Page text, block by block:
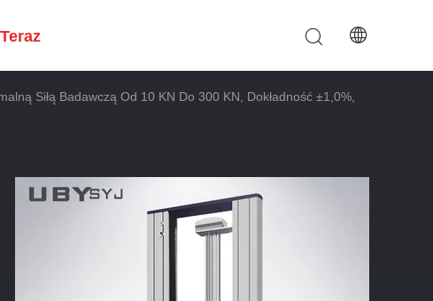
Siłą Badawczą Od 10 KN Do 300 KN, Dokładność ±1,0%,